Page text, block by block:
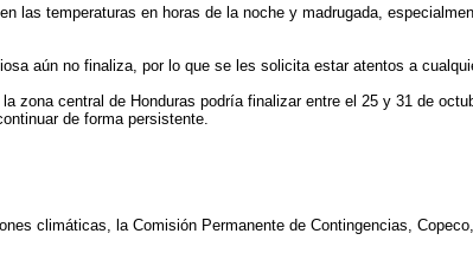
las temperaturas en horas de la noche y madrugada,
aún no finaliza, por lo que se les solicita estar atentos a
zona central de Honduras podría finalizar entre el 25 y 31 de
de forma persistente.
climáticas, la Comisión Permanente de Contingencias,